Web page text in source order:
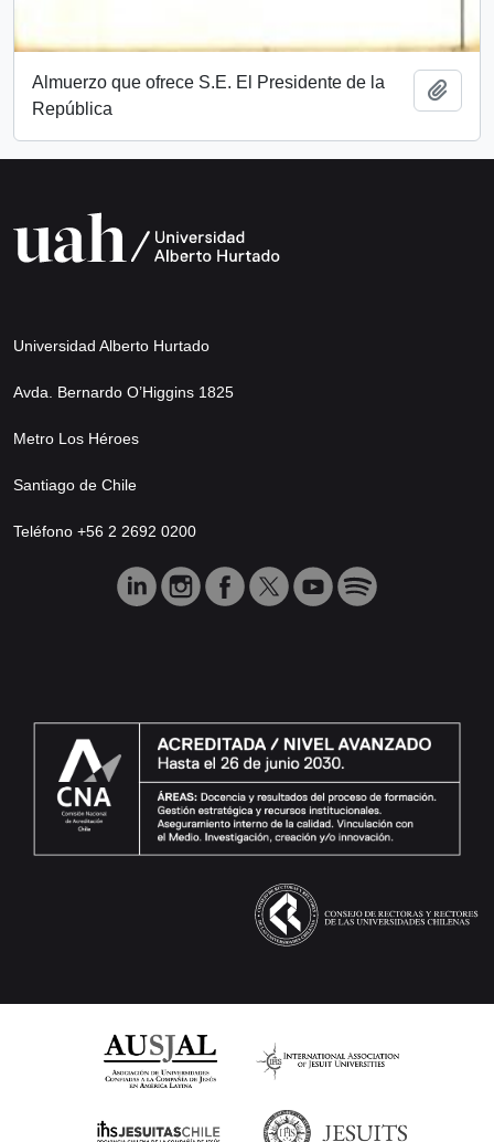
Almuerzo que ofrece S.E. El Presidente de la
República
Universidad Alberto Hurtado
Avda. Bernardo O’Higgins 1825
Metro Los Héroes
Santiago de Chile
Teléfono +56 2 2692 0200